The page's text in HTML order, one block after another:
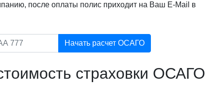
после оплаты полис приходит на Ваш E-Mail в
Начать расчет ОСАГО
страховки ОСАГО